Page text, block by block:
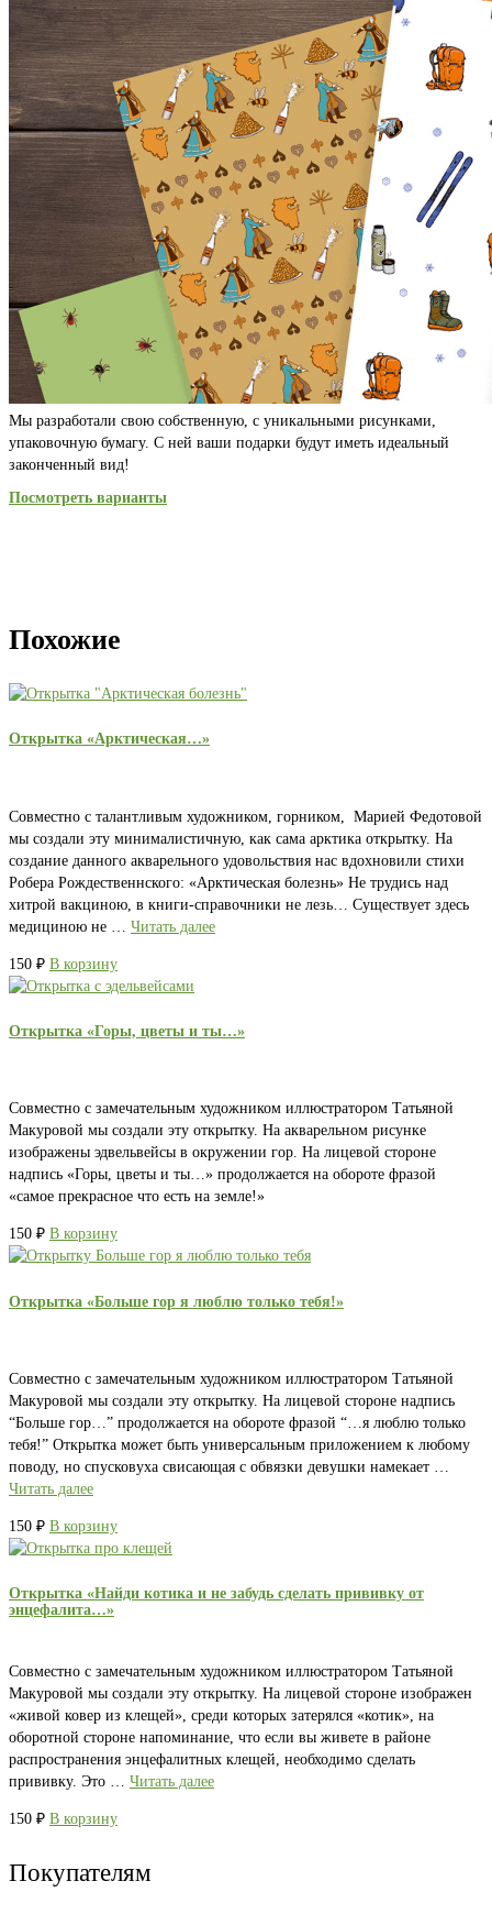
Мы разработали свою собственную, с уникальными рисунками,
упаковочную бумагу. С ней ваши подарки будут иметь идеальный
законченный вид!
Посмотреть варианты
Похожие
Открытка «Арктическая…»
Совместно с талантливым художником, горником, Марией Федотовой
мы создали эту минималистичную, как сама арктика открытку. На
создание данного акварельного удовольствия нас вдохновили стихи
Робера Рождественнского: «Арктическая болезнь» Не трудись над
хитрой вакциною, в книги-справочники не лезь… Существует здесь
медициною не … Читать далее
150 ₽ В корзину
Открытка «Горы, цветы и ты…»
Совместно с замечательным художником иллюстратором Татьяной
Макуровой мы создали эту открытку. На акварельном рисунке
изображены эдвельвейсы в окружении гор. На лицевой стороне
надпись «Горы, цветы и ты…» продолжается на обороте фразой
«самое прекрасное что есть на земле!»
150 ₽ В корзину
Открытка «Больше гор я люблю только тебя!»
Совместно с замечательным художником иллюстратором Татьяной
Макуровой мы создали эту открытку. На лицевой стороне надпись
“Больше гор…” продолжается на обороте фразой “…я люблю только
тебя!” Открытка может быть универсальным приложением к любому
поводу, но спусковуха свисающая с обвязки девушки намекает …
Читать далее
150 ₽ В корзину
Открытка «Найди котика и не забудь сделать прививку от
энцефалита…»
Совместно с замечательным художником иллюстратором Татьяной
Макуровой мы создали эту открытку. На лицевой стороне изображен
«живой ковер из клещей», среди которых затерялся «котик», на
оборотной стороне напоминание, что если вы живете в районе
распространения энцефалитных клещей, необходимо сделать
прививку. Это … Читать далее
150 ₽ В корзину
Покупателям